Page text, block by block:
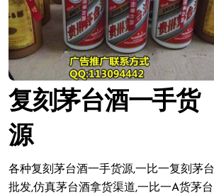
复刻茅台酒一手货
源
各种复刻茅台酒一手货源,一比一复刻茅台
批发,仿真茅台酒拿货渠道,一比一A货茅台